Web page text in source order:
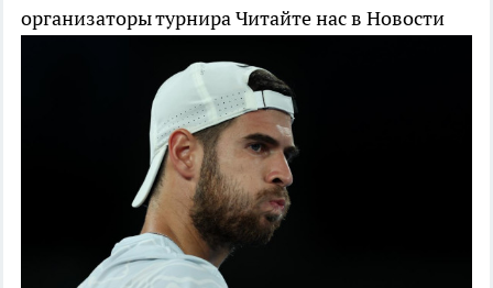
организаторы турнираЧитайте нас в Новости